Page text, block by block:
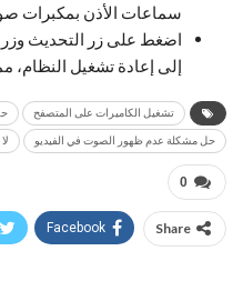
سماعات الأذن بمكبرات
اضغط على زر التحديث
إلى إعادة تشغيل النظام،
تشغيل الكاميرات على المتصفح
حل مشكلة عدم ظهور الصوت في الفيديو
0
Share
Facebook